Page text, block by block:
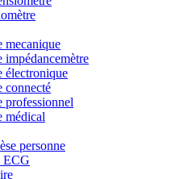
mecanique
impédancemètre
électronique
connecté
professionnel
médical
personne
ECG